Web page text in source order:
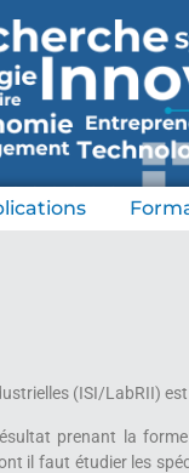
(ISI/LabRII)
prenant la
il faut étudier les